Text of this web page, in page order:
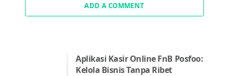
ADD A COMMENT
Aplikasi Kasir Online FnB Posfoo:
Kelola Bisnis Tanpa Ribet